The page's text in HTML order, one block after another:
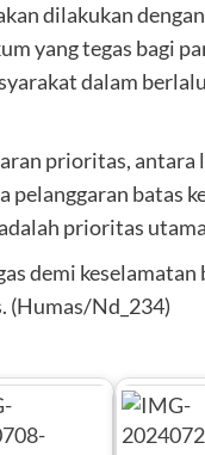
dilakukan
yang tegas bagi
dalam
prioritas, antara
batas
prioritas
demi
(Humas/Nd_234)